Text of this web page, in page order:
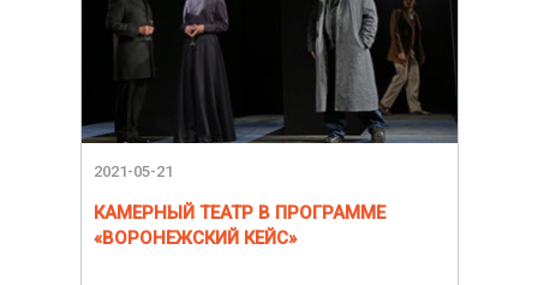
2021-05-21
КАМЕРНЫЙ ТЕАТР В ПРОГРАММЕ
«ВОРОНЕЖСКИЙ КЕЙС»